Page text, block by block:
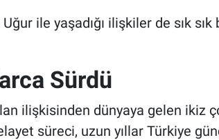
Uğurile yaşadığı ilişkiler de sık sık
Sürdü
ilişkisinden dünyaya gelen ikiz
süreci, uzun yıllar Türkiye